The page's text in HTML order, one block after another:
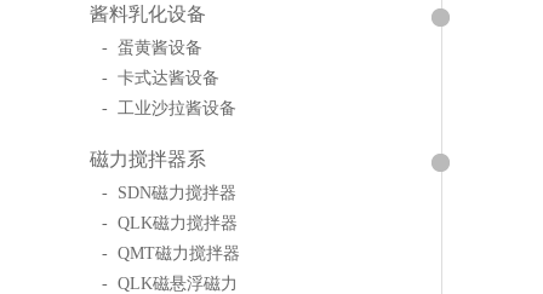
酱料乳化设备
- 蛋黄酱设备
- 卡式达酱设备
- 工业沙拉酱设备
磁力搅拌器系
- SDN磁力搅拌器
- QLK磁力搅拌器
- QMT磁力搅拌器
- QLK磁悬浮磁力